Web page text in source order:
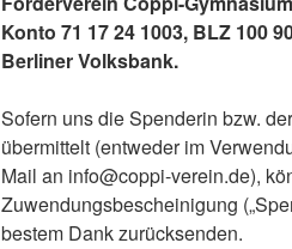
Konto 71 17 24 1003, BLZ 100
Berliner Volksbank.
Sofern uns die Spenderin bzw.
übermittelt (entweder im
Mail an info@coppi-verein.de),
Zuwendungsbescheinigung
bestem Dank zurücksenden.